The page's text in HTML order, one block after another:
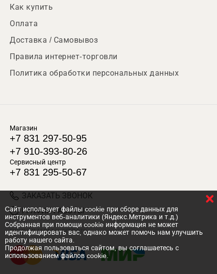
Как купить
Оплата
Доставка / Самовывоз
Правила интернет-торговли
Политика обработки персональных данных
Магазин
+7 831 297-50-95
+7 910-393-80-26
Сервисный центр
+7 831 295-50-67
ЗАКАЗАТЬ ЗВОНОК
ГРАФИК РАБОТЫ
ПРИНИМАЕМ К ОПЛАТЕ
Cайт использует файлы cookie при сборе данных для
инструментов веб-аналитики (Яндекс.Метрика и т.д.)
Собранная при помощи cookie информация не может
идентифицировать вас, однако может помочь нам улучшить
работу нашего сайта.
Продолжая пользоваться сайтом, вы соглашаетесь с
использованием файлов cookie.